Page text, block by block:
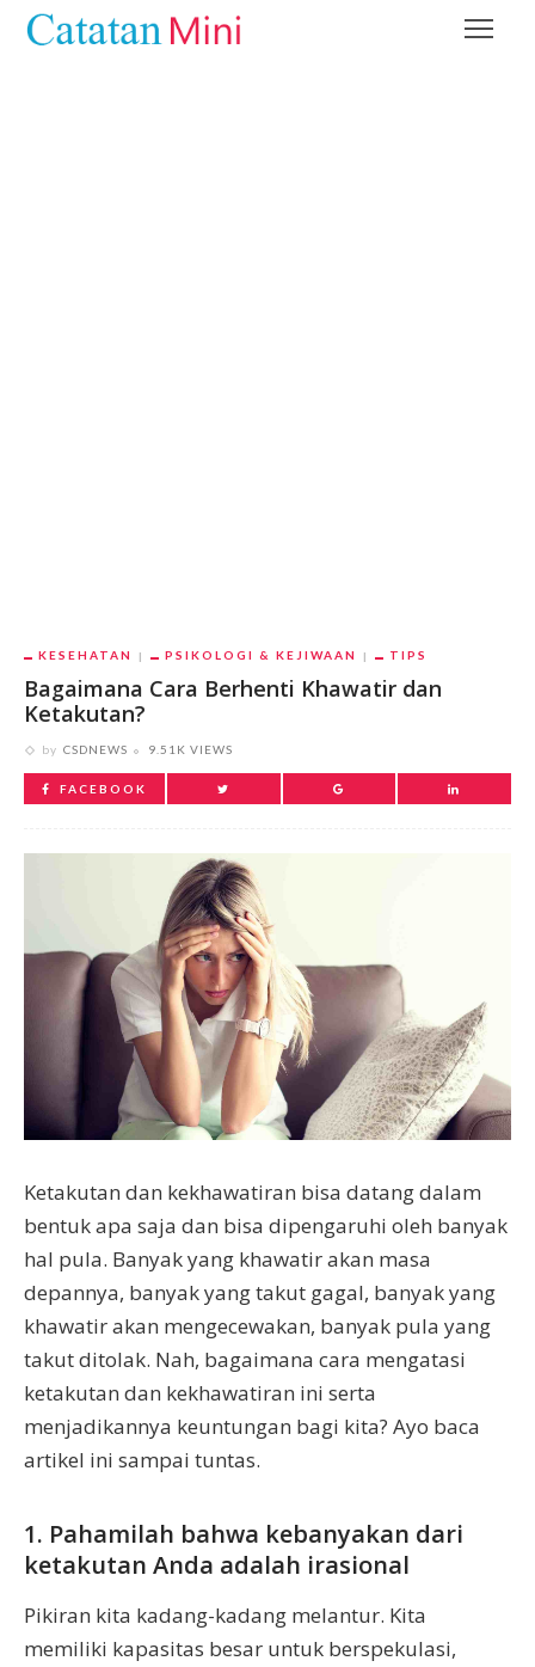
KESEHATAN PSIKOLOGI & KEJIWAAN TIPS
Bagaimana Cara Berhenti Khawatir dan
Ketakutan?
by CSDNEWS 9.51K VIEWS
FACEBOOK
Ketakutan dan kekhawatiran bisa datang dalam
bentuk apa saja dan bisa dipengaruhi oleh banyak
hal pula. Banyak yang khawatir akan masa
depannya, banyak yang takut gagal, banyak yang
khawatir akan mengecewakan, banyak pula yang
takut ditolak. Nah, bagaimana cara mengatasi
ketakutan dan kekhawatiran ini serta
menjadikannya keuntungan bagi kita? Ayo baca
artikel ini sampai tuntas.
1. Pahamilah bahwa kebanyakan dari
ketakutan Anda adalah irasional
Pikiran kita kadang-kadang melantur. Kita
memiliki kapasitas besar untuk berspekulasi,